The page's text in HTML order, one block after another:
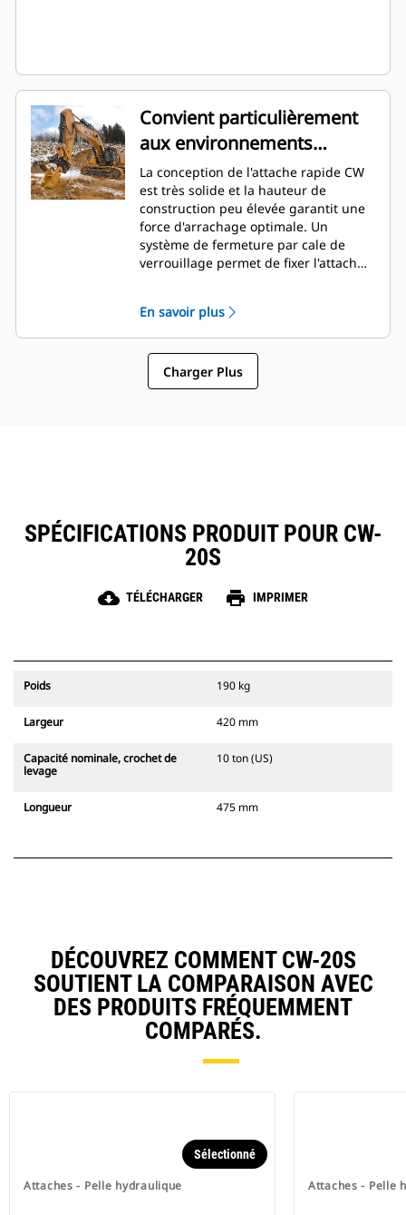
Convient particulièrement
aux environnements
difficiles
La conception de l'attache rapide CW
est très solide et la hauteur de
construction peu élevée garantit une
force d'arrachage optimale. Un
système de fermeture par cale de
verrouillage permet de fixer l'attache
durée de service de l'attache. Cela
rend l'attache rapide parfaitement
adaptée aux applications telles que le
rippage et la charge, la démolition
ainsi que dans les carrières.
En savoir plus
Charger Plus
SPÉCIFICATIONS PRODUIT POUR CW-
20S
cloud_download TÉLÉCHARGER print IMPRIMER
Poids 190 kg
Largeur 420 mm
Capacité nominale, crochet de
levage
10 ton (US)
Longueur 475 mm
DÉCOUVREZ COMMENT CW-20S
SOUTIENT LA COMPARAISON AVEC
DES PRODUITS FRÉQUEMMENT
COMPARÉS.
Attaches - Pelle hydraulique
Sélectionné
Attaches - Pelle